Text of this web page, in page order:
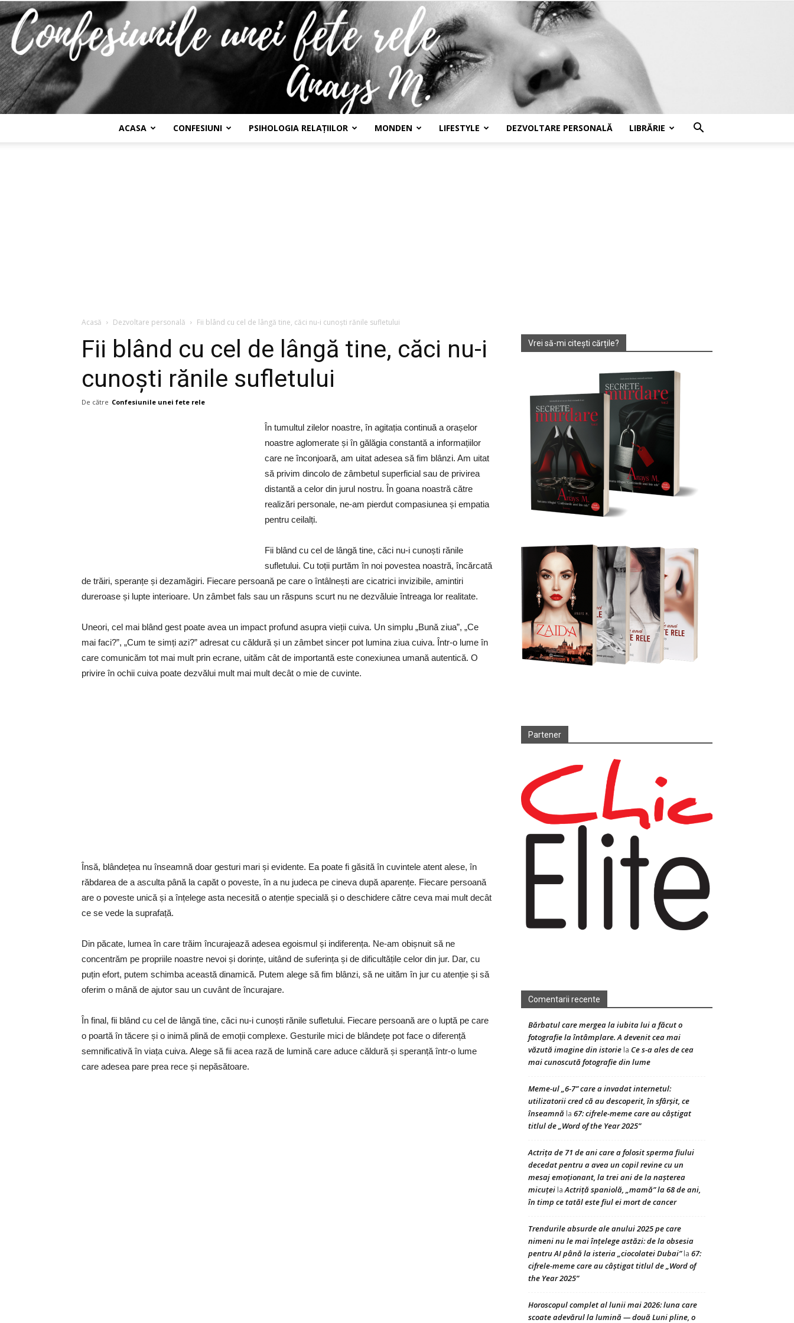
ACASA CONFESIUNI PSIHOLOGIA RELAȚIILOR MONDEN LIFESTYLE DEZVOLTARE PERSONALĂ LIBRĂRIE
Acasă Dezvoltare personală Fii blând cu cel de lângă tine, căci nu-i cunoști rănile sufletului
Fii blând cu cel de lângă tine, căci nu-i
cunoști rănile sufletului
De către Confesiunile unei fete rele
În tumultul zilelor noastre, în agitația continuă a orașelor
noastre aglomerate și în gălăgia constantă a informațiilor
care ne înconjoară, am uitat adesea să fim blânzi. Am uitat
să privim dincolo de zâmbetul superficial sau de privirea
distantă a celor din jurul nostru. În goana noastră către
realizări personale, ne-am pierdut compasiunea și empatia
pentru ceilalți.
Fii blând cu cel de lângă tine, căci nu-i cunoști rănile
sufletului. Cu toții purtăm în noi povestea noastră, încărcată
de trăiri, speranțe și dezamăgiri. Fiecare persoană pe care o întâlnești are cicatrici invizibile, amintiri
dureroase și lupte interioare. Un zâmbet fals sau un răspuns scurt nu ne dezvăluie întreaga lor realitate.
Uneori, cel mai blând gest poate avea un impact profund asupra vieții cuiva. Un simplu „Bună ziua”, „Ce
mai faci?”, „Cum te simți azi?” adresat cu căldură și un zâmbet sincer pot lumina ziua cuiva. Într-o lume în
care comunicăm tot mai mult prin ecrane, uităm cât de importantă este conexiunea umană autentică. O
privire în ochii cuiva poate dezvălui mult mai mult decât o mie de cuvinte.
Însă, blândețea nu înseamnă doar gesturi mari și evidente. Ea poate fi găsită în cuvintele atent alese, în
răbdarea de a asculta până la capăt o poveste, în a nu judeca pe cineva după aparențe. Fiecare persoană
are o poveste unică și a înțelege asta necesită o atenție specială și o deschidere către ceva mai mult decât
ce se vede la suprafață.
Din păcate, lumea în care trăim încurajează adesea egoismul și indiferența. Ne-am obișnuit să ne
concentrăm pe propriile noastre nevoi și dorințe, uitând de suferința și de dificultățile celor din jur. Dar, cu
puțin efort, putem schimba această dinamică. Putem alege să fim blânzi, să ne uităm în jur cu atenție și să
oferim o mână de ajutor sau un cuvânt de încurajare.
În final, fii blând cu cel de lângă tine, căci nu-i cunoști rănile sufletului. Fiecare persoană are o luptă pe care
o poartă în tăcere și o inimă plină de emoții complexe. Gesturile mici de blândețe pot face o diferență
semnificativă în viața cuiva. Alege să fii acea rază de lumină care aduce căldură și speranță într-o lume
care adesea pare prea rece și nepăsătoare.
Vrei să-mi citești cărțile?
Partener
Comentarii recente
Bărbatul care mergea la iubita lui a făcut o
fotografie la întâmplare. A devenit cea mai
văzută imagine din istorie la Ce s-a ales de cea
mai cunoscută fotografie din lume
Meme-ul „6-7” care a invadat internetul:
utilizatorii cred că au descoperit, în sfârșit, ce
înseamnă la 67: cifrele-meme care au câștigat
titlul de „Word of the Year 2025”
Actrița de 71 de ani care a folosit sperma fiului
decedat pentru a avea un copil revine cu un
mesaj emoționant, la trei ani de la nașterea
micuței laActriță spaniolă, „mamă” la 68 de ani,
în timp ce tatăl este fiul ei mort de cancer
Trendurile absurde ale anului 2025 pe care
nimeni nu le mai înțelege astăzi: de la obsesia
pentru AI până la isteria „ciocolatei Dubai”la 67:
cifrele-meme care au câștigat titlul de „Word of
the Year 2025”
Horoscopul complet al lunii mai 2026: luna care
scoate adevărul la lumină — două Luni pline, o